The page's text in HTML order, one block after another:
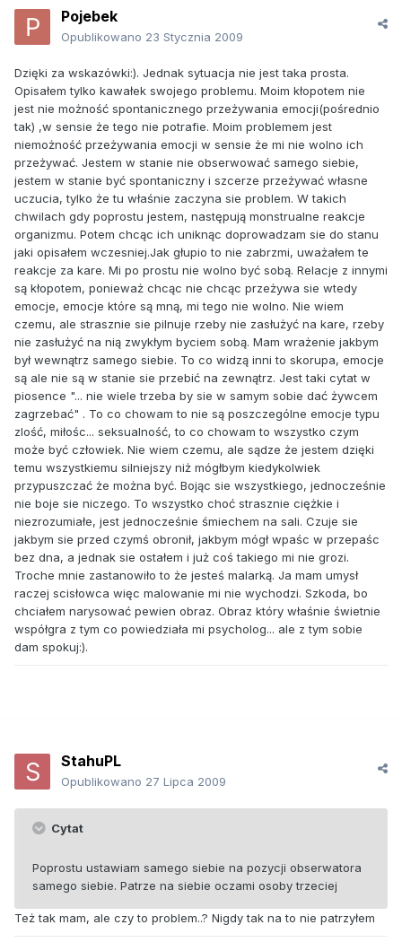
Pojebek
Opublikowano 23 Stycznia 2009
Dzięki za wskazówki:). Jednak sytuacja nie jest taka prosta.
Opisałem tylko kawałek swojego problemu. Moim kłopotem nie
jest nie możność spontanicznego przeżywania emocji(pośrednio
tak) ,w sensie że tego nie potrafie. Moim problemem jest
niemożność przeżywania emocji w sensie że mi nie wolno ich
przeżywać. Jestem w stanie nie obserwować samego siebie,
jestem w stanie być spontaniczny i szcerze przeżywać własne
uczucia, tylko że tu właśnie zaczyna sie problem. W takich
chwilach gdy poprostu jestem, następują monstrualne reakcje
organizmu. Potem chcąc ich uniknąc doprowadzam sie do stanu
jaki opisałem wczesniej.Jak głupio to nie zabrzmi, uważałem te
reakcje za kare. Mi po prostu nie wolno być sobą. Relacje z innymi
są kłopotem, ponieważ chcąc nie chcąc przeżywa sie wtedy
emocje, emocje które są mną, mi tego nie wolno. Nie wiem
czemu, ale strasznie sie pilnuje rzeby nie zasłużyć na kare, rzeby
nie zasłużyć na nią zwykłym byciem sobą. Mam wrażenie jakbym
był wewnątrz samego siebie. To co widzą inni to skorupa, emocje
są ale nie są w stanie sie przebić na zewnątrz. Jest taki cytat w
piosence "... nie wiele trzeba by sie w samym sobie dać żywcem
zagrzebać" . To co chowam to nie są poszczególne emocje typu
zlość, miłośc... seksualność, to co chowam to wszystko czym
może być człowiek. Nie wiem czemu, ale sądze że jestem dzięki
temu wszystkiemu silniejszy niż mógłbym kiedykolwiek
przypuszczać że można być. Bojąc sie wszystkiego, jednocześnie
nie boje sie niczego. To wszystko choć strasznie ciężkie i
niezrozumiałe, jest jednocześnie śmiechem na sali. Czuje sie
jakbym sie przed czymś obronił, jakbym mógł wpaśc w przepaśc
bez dna, a jednak sie ostałem i już coś takiego mi nie grozi.
Troche mnie zastanowiło to że jesteś malarką. Ja mam umysł
raczej scisłowca więc malowanie mi nie wychodzi. Szkoda, bo
chciałem narysować pewien obraz. Obraz który właśnie świetnie
współgra z tym co powiedziała mi psycholog... ale z tym sobie
dam spokuj:).
StahuPL
Opublikowano 27 Lipca 2009
Cytat
Poprostu ustawiam samego siebie na pozycji obserwatora
samego siebie. Patrze na siebie oczami osoby trzeciej
Też tak mam, ale czy to problem..? Nigdy tak na to nie patrzyłem